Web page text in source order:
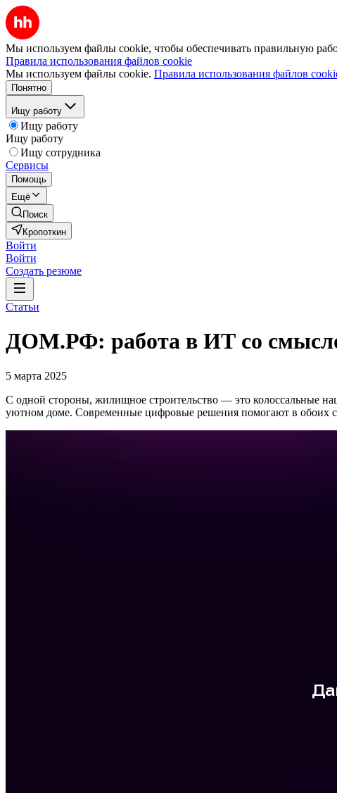
Мы используем файлы cookie, чтобы обеспечивать правильную
Правила использования файлов cookie
Мы используем файлы cookie. Правила использования файлов
Понятно
Ищу работу
Ищу работу
Ищу работу
Ищу сотрудника
Сервисы
Помощь
Ещё
Поиск
Кропоткин
Войти
Войти
Создать резюме
Статьи
ДОМ.РФ: работа в ИТ со
5 марта 2025
С одной стороны, жилищное строительство — это колоссальные
уютном доме. Современные цифровые решения помогают в обоих